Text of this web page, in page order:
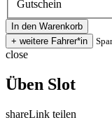
Gutschein
close
Üben Slot
shareLink teilen